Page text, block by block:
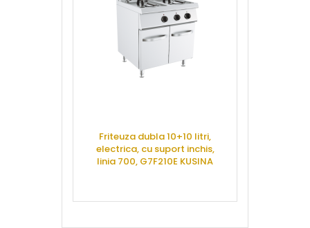
Friteuza dubla 10+10 litri,
electrica, cu suport inchis,
linia 700, G7F210E KUSINA